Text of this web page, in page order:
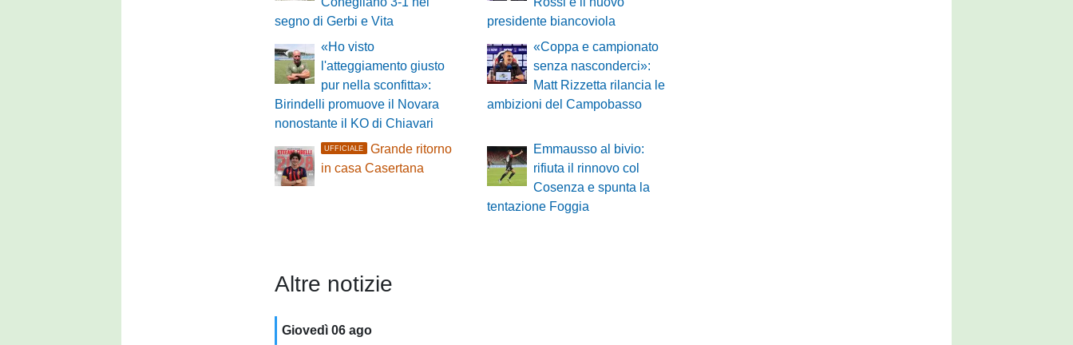
segno di Gerbi e Vita
presidente biancoviola
«Ho visto
l'atteggiamento giusto
pur nella sconfitta»:
Birindelli promuove il Novara
nonostante il KO di Chiavari
«Coppa e campionato
senza nasconderci»:
Matt Rizzetta rilancia le
ambizioni del Campobasso
UFFICIALE
Grande ritorno
in casa Casertana
Emmausso al bivio:
rifiuta il rinnovo col
Cosenza e spunta la
tentazione Foggia
Altre notizie
Giovedì 06 ago